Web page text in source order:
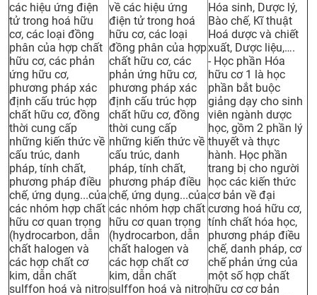
các hiệu ứng điện
tử trong hoá hữu
cơ, các loại đồng
phân của hợp chất
hữu cơ, các phản
ứng hữu cơ,
phương pháp xác
định cấu trúc hợp
chất hữu cơ, đồng
thời cung cấp
những kiến thức về
cấu trúc, danh
pháp, tính chất,
phương pháp điều
chế, ứng dụng...của
các nhóm hợp chất
hữu cơ quan trọng
(hydrocarbon, dẫn
chất halogen và
các hợp chất cơ
kim, dẫn chất
sulffon hoá và nitro
về các hiệu ứng
điện tử trong hoá
hữu cơ, các loại
đồng phân của hợp
chất hữu cơ, các
phản ứng hữu cơ,
phương pháp xác
định cấu trúc hợp
chất hữu cơ, đồng
thời cung cấp
những kiến thức về
cấu trúc, danh
pháp, tính chất,
phương pháp điều
chế, ứng dụng...của
các nhóm hợp chất
hữu cơ quan trọng
(hydrocarbon, dẫn
chất halogen và
các hợp chất cơ
kim, dẫn chất
sulffon hoá và nitro
Hóa sinh, Dược lý,
Bào chế, Kĩ thuật
Hoá dược và chiết
xuất, Dược liệu,….
- Học phần Hóa
hữu cơ 1 là học
phần bắt buộc
giảng dạy cho sinh
viên ngành dược
học, gồm 2 phần lý
thuyết và thực
hành. Học phần
trang bị cho người
học các kiến thức
cơ bản về đại
cương hoá hữu cơ,
tính chất hóa học,
phương pháp điều
chế, danh pháp, cơ
chế phản ứng của
một số hợp chất
hữu cơ cơ bản